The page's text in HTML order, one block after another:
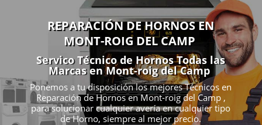
REPARACIÓN DE HORNOS EN
MONT-ROIG DEL CAMP
Servico Técnico de Hornos Todas las
Marcas en Mont-roig del Camp
Ponemos a tu disposición los mejores Técnicos en
Reparación de Hornos en Mont-roig del Camp ,
para solucionar cualquier avería en cualquier tipo
de Horno, siempre al mejor precio.